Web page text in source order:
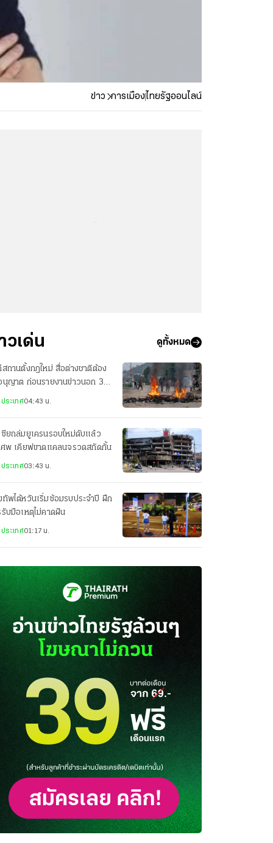
ข่าว การเมืองไทยรัฐออนไลน์
วเด่น ดูทั้งหมด
สถานตั้งกฎใหม่ สื่อต่างชาติต้อง
นุญาต ก่อนรายงานข่าวนอก 3
ใหญ่
ระเทศ04:43 น.
ซียถล่มยูเครนรอบใหม่ดับแล้ว
พ เคียฟขาดแคลนจรวดสกัดกั้น
ระเทศ03:43 น.
ทัพไต้หวันเริ่มซ้อมรบประจำปี ฝึก
รับมือเหตุไม่คาดฝัน
ระเทศ01:17 น.